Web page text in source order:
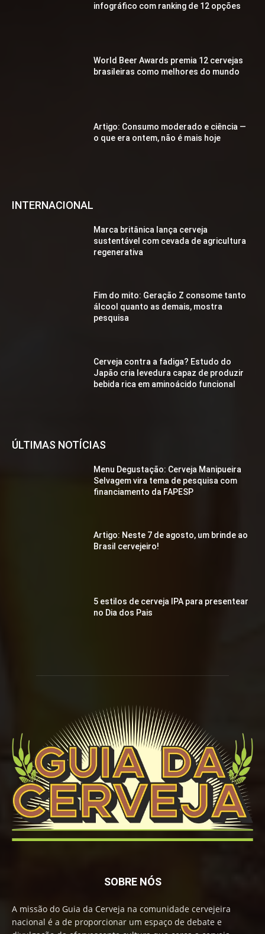
infográfico com ranking de 12 opções
World Beer Awards premia 12 cervejas
brasileiras como melhores do mundo
Artigo: Consumo moderado e ciência —
o que era ontem, não é mais hoje
INTERNACIONAL
Marca britânica lança cerveja
sustentável com cevada de agricultura
regenerativa
Fim do mito: Geração Z consome tanto
álcool quanto as demais, mostra
pesquisa
Cerveja contra a fadiga? Estudo do
Japão cria levedura capaz de produzir
bebida rica em aminoácido funcional
ÚLTIMAS NOTÍCIAS
Menu Degustação: Cerveja Manipueira
Selvagem vira tema de pesquisa com
financiamento da FAPESP
Artigo: Neste 7 de agosto, um brinde ao
Brasil cervejeiro!
5 estilos de cerveja IPA para presentear
no Dia dos Pais
SOBRE NÓS
A missão do Guia da Cerveja na comunidade cervejeira
nacional é a de proporcionar um espaço de debate e